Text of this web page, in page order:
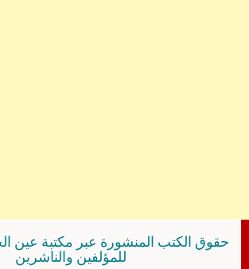
حقوق الكتب المنشورة عبر مكتبة عين
للمؤلفين والناشرين